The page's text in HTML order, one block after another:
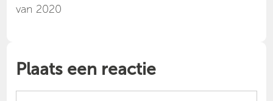
van 2020
Plaats een reactie